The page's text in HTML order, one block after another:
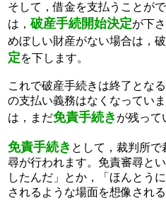
そして，借金を支払うことが
は，破産手続開始決定が下
めぼしい財産がない場合は，
定を下します。
これで破産手続きは終了とな
の支払い義務はなくなってい
は，まだ免責手続き が残って
免責手続き として，裁判所
尋が行われます。免責審尋と
したんだ」とか，「ほんとう
されるような場面を想像され